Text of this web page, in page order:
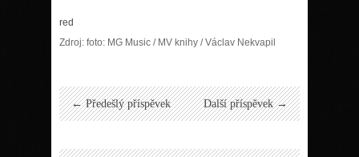
red
Zdroj: foto: MG Music / MV knihy / Václav Nekvapil
← Předešlý příspěvek Další příspěvek →